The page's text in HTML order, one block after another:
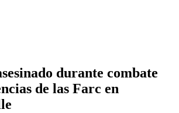
durante combate
de las Farc en